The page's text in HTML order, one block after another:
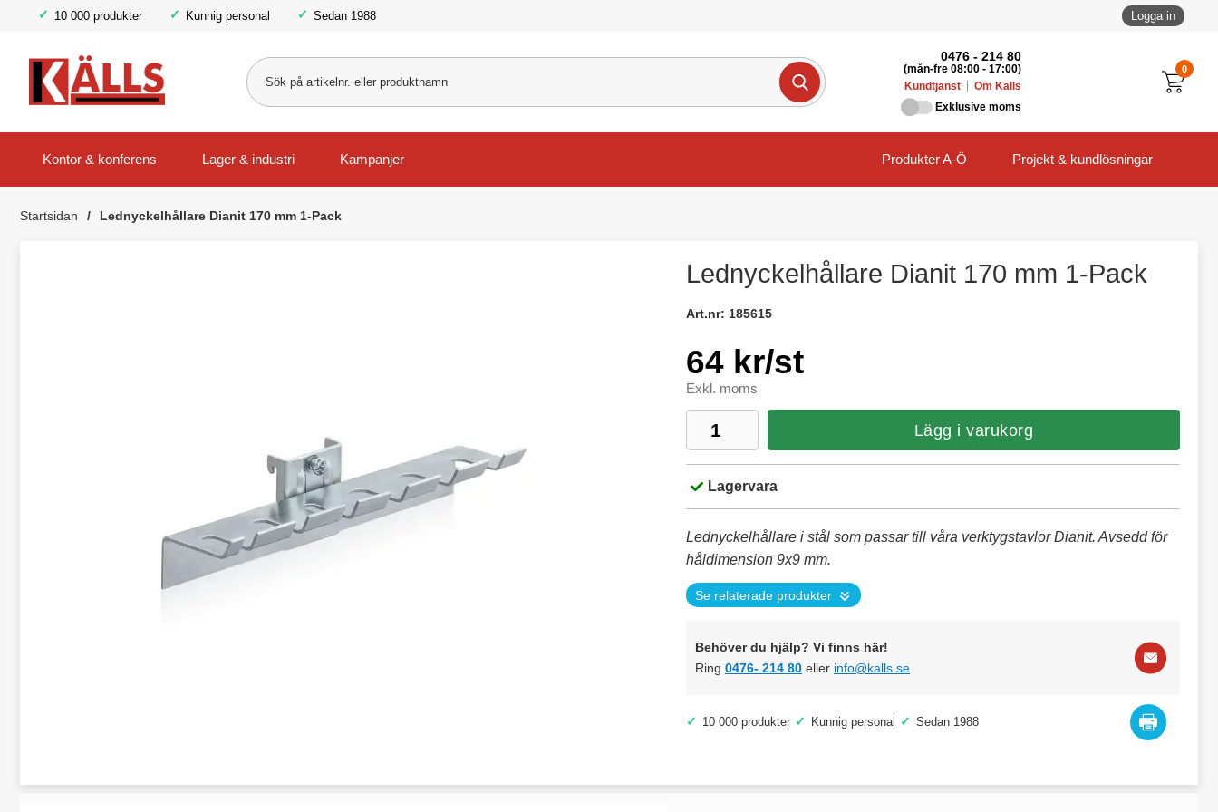
10 000 produkter Kunnig personal Sedan 1988 Logga in
0
0476 - 214 80
(mån-fre 08:00 - 17:00)
Kundtjänst
Om Källs
Exklusive moms
Kontor & konferens Lager & industri Kampanjer Produkter A-Ö Projekt & kundlösningar
Startsidan Lednyckelhållare Dianit 170 mm 1-Pack
Lednyckelhållare Dianit 170 mm 1-Pack
Art.nr: 185615
64 kr/st
Exkl. moms
Lägg i varukorg
Lagervara
Lednyckelhållare i stål som passar till våra verktygstavlor Dianit. Avsedd för
håldimension 9x9 mm.
Se relaterade produkter
Behöver du hjälp? Vi finns här!
Ring 0476- 214 80 eller info@kalls.se
✓ 10 000 produkter ✓ Kunnig personal ✓ Sedan 1988